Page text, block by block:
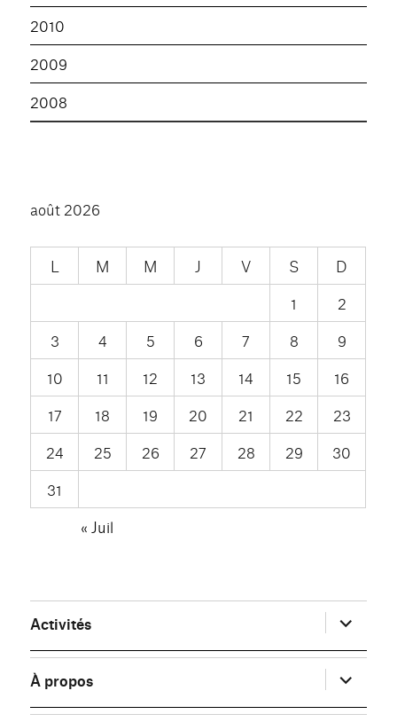
2010
2009
2008
août 2026
L M M J V S
D
1
2
3
4 5 6 7 8
9
10
11 12 13 14 15
16
17
18 19 20 21 22
23
24
25 26 27 28 29
30
31
« Juil
Activités ouvrir
le
sous-
menu
À propos
ouvrir
le
sous-
menu